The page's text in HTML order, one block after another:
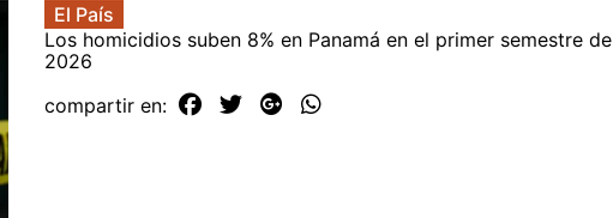
El País
Los homicidios suben 8% en Panamá en el primer semestre de
2026
compartir en: